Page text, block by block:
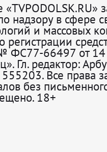
надзору в сфере
и массовых
регистрации
ФС77-66497 от 14
Гл. редактор:
Все права
без
18+